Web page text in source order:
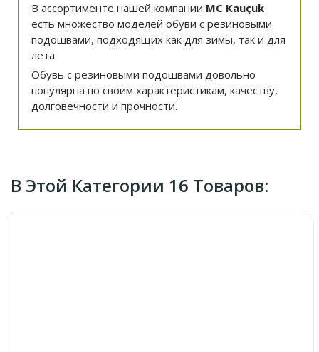
В ассортименте нашей компании MC Kauçuk
есть множество моделей обуви с резиновыми
подошвами, подходящих как для зимы, так и для
лета.
Обувь с резиновыми подошвами довольно
популярна по своим характеристикам, качеству,
долговечности и прочности.
В Этой Категории 16 Товаров: